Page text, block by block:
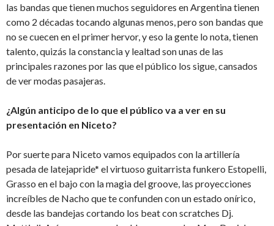
las bandas que tienen muchos seguidores en Argentina tienen
como 2 décadas tocando algunas menos, pero son bandas que
no se cuecen en el primer hervor, y eso la gente lo nota, tienen
talento, quizás la constancia y lealtad son unas de las
principales razones por las que el público los sigue, cansados
de ver modas pasajeras.
¿Algún anticipo de lo que el público va a ver en su
presentación en Niceto?
Por suerte para Niceto vamos equipados con la artillería
pesada de latejapride* el virtuoso guitarrista funkero Estopelli,
Grasso en el bajo con la magia del groove, las proyecciones
increíbles de Nacho que te confunden con un estado onírico,
desde las bandejas cortando los beat con scratches Dj.